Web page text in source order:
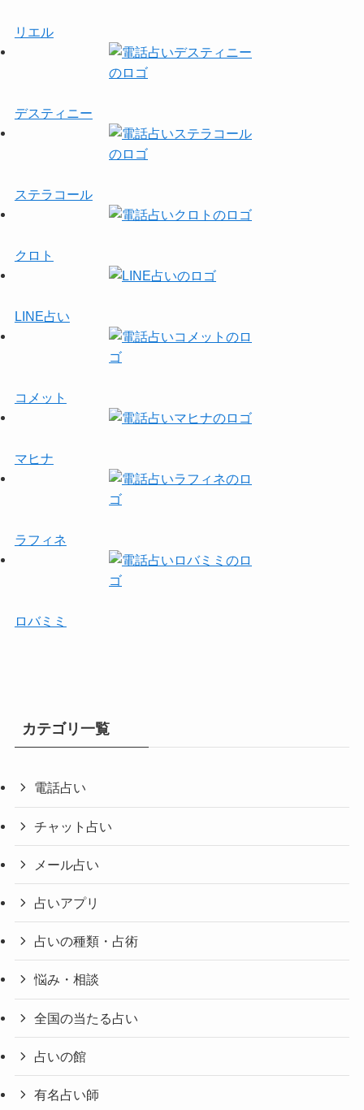
リエル
デスティニー
ステラコール
クロト
LINE占い
コメット
マヒナ
ラフィネ
ロバミミ
カテゴリ一覧
電話占い
チャット占い
メール占い
占いアプリ
占いの種類・占術
悩み・相談
全国の当たる占い
占いの館
有名占い師